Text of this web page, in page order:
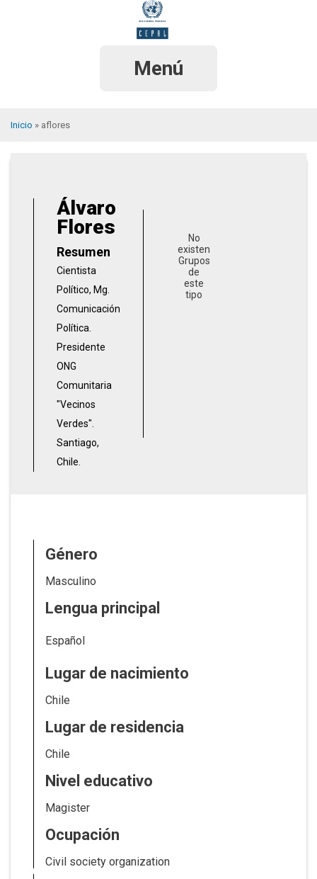
Menú
ayuda
navegación
Inicio aflores
Álvaro
Flores
Resumen
Cientista
Político, Mg.
Comunicación
Política.
Presidente
ONG
Comunitaria
"Vecinos
Verdes".
Santiago,
Chile.
No
existen
Grupos
de
este
tipo
Género
Masculino
Lengua principal
Español
Lugar de nacimiento
Chile
Lugar de residencia
Chile
Nivel educativo
Magister
Ocupación
Civil society organization